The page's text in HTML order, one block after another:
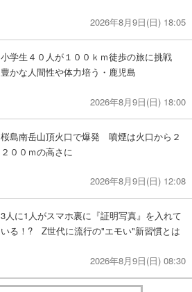
2026年8月9日(日) 18:05
小学生４０人が１００ｋｍ徒歩の旅に挑戦
豊かな人間性や体力培う・鹿児島
2026年8月9日(日) 18:00
桜島南岳山頂火口で爆発 噴煙は火口から２
２００ｍの高さに
2026年8月9日(日) 12:08
3人に1人がスマホ裏に『証明写真』を入れて
いる！? Z世代に流行の"エモい"新習慣とは
2026年8月9日(日) 08:30